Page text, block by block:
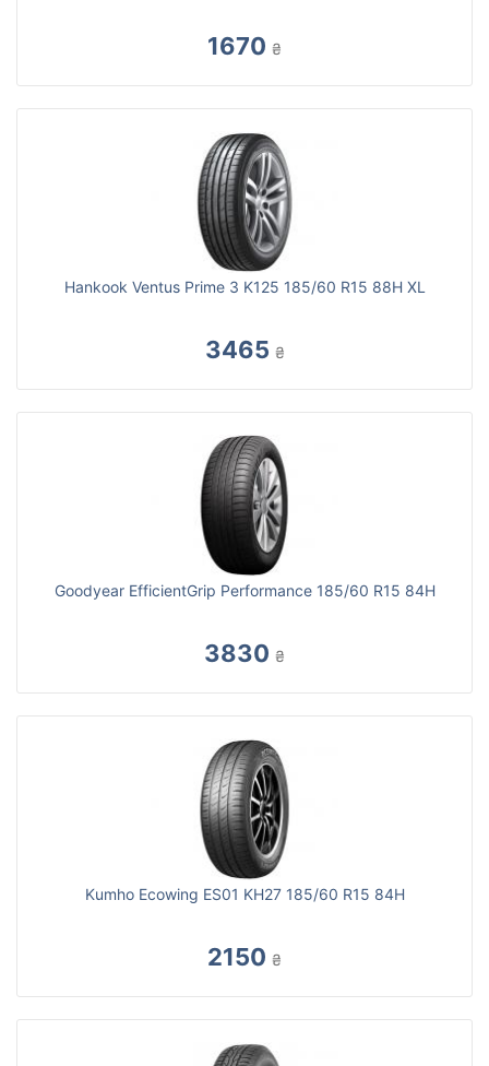
1670 ₴
Hankook Ventus Prime 3 K125 185/60 R15 88H XL
3465 ₴
Goodyear EfficientGrip Performance 185/60 R15 84H
3830 ₴
Kumho Ecowing ES01 KH27 185/60 R15 84H
2150 ₴